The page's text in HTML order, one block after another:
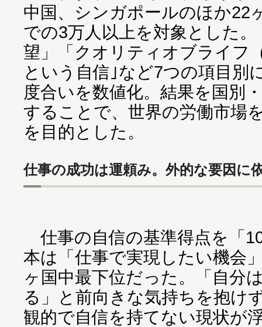
中国、シンガポールのほか22
での3万人以上を対象とした
望」「クオリティオブライフ
という自信｣など7つの項目別
度合いを数値化。結果を国別
することで、世界の労働市場
を目的とした。
仕事の成功は運頼み。外的な要因に
仕事の自信の基準得点を「
本は「仕事で実現したい機会
ヶ国中最下位だった。「自分
る」と前向きな気持ちを抱け
観的で自信を持てない現状が